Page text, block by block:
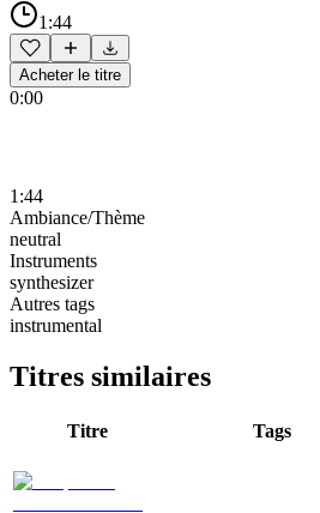
1:44
Acheter le titre
0:00
1:44
Ambiance/Thème
neutral
Instruments
synthesizer
Autres tags
instrumental
Titres similaires
Titre Tags